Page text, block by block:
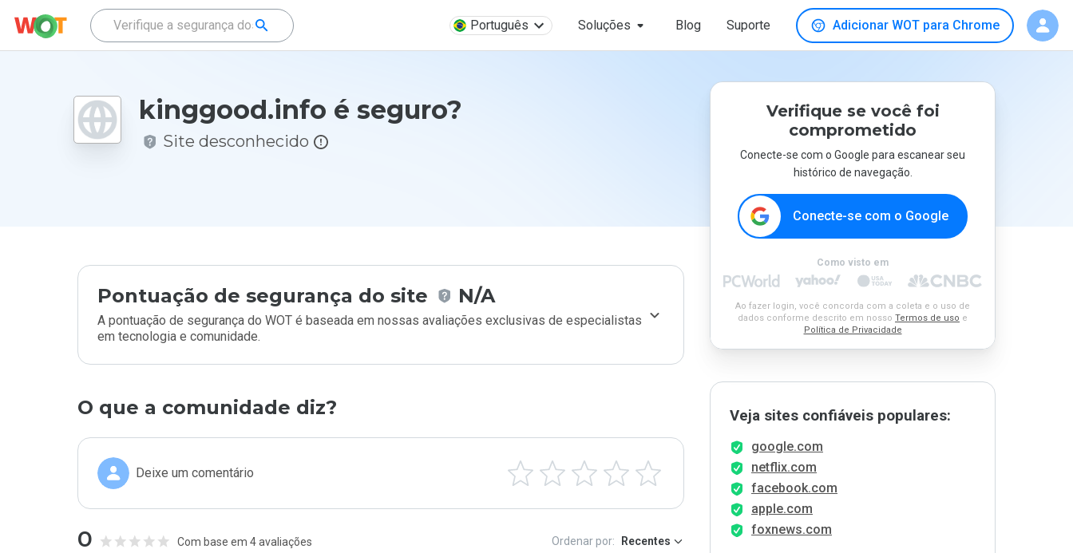
Português Soluções Blog Suporte Adicionar WOT para Chrome
kinggood.info é seguro?
Site desconhecido
Pontuação de segurança do site N/A
A pontuação de segurança do WOT é baseada em nossas avaliações exclusivas de especialistas
em tecnologia e comunidade.
O que a comunidade diz?
Deixe um comentário
0 Com base em 4 avaliações Ordenar por: Recentes
Verifique se você foi
comprometido
Conecte-se com o Google para escanear seu
histórico de navegação.
Conecte-se com o Google
Como visto em
Ao fazer login, você concorda com a coleta e o uso de
dados conforme descrito em nosso Termos de uso e
Política de Privacidade
Veja sites confiáveis populares:
google.com
netflix.com
facebook.com
apple.com
foxnews.com